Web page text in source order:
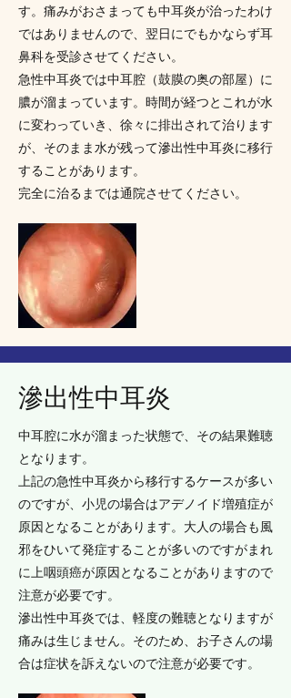
す。痛みがおさまっても中耳炎が治ったわけ
ではありませんので、翌日にでもかならず耳
鼻科を受診させてください。
急性中耳炎では中耳腔（鼓膜の奥の部屋）に
膿が溜まっています。時間が経つとこれが水
に変わっていき、徐々に排出されて治ります
が、そのまま水が残って滲出性中耳炎に移行
することがあります。
完全に治るまでは通院させてください。
滲出性中耳炎
中耳腔に水が溜まった状態で、その結果難聴
となります。
上記の急性中耳炎から移行するケースが多い
のですが、小児の場合はアデノイド増殖症が
原因となることがあります。大人の場合も風
邪をひいて発症することが多いのですがまれ
に上咽頭癌が原因となることがありますので
注意が必要です。
滲出性中耳炎では、軽度の難聴となりますが
痛みは生じません。そのため、お子さんの場
合は症状を訴えないので注意が必要です。